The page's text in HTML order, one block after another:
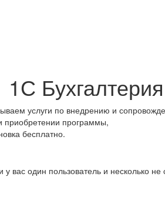
1С
услуги по внедрению и
приобретении программы,
бесплатно.
вас один пользователь и несколько